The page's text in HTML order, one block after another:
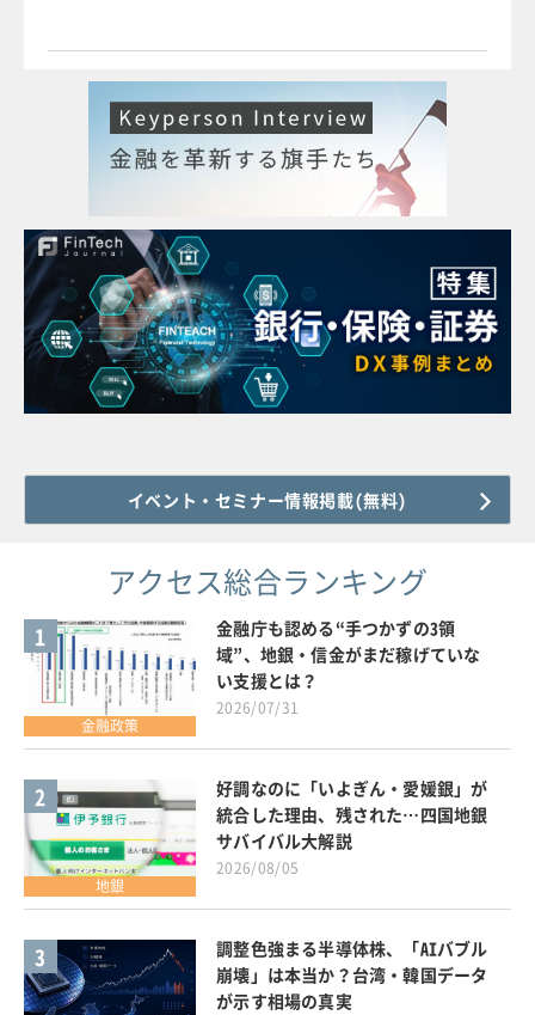
イベント・セミナー情報掲載(無料)
アクセス総合ランキング
1
金融政策
金融庁も認める“手つかずの3領
域”、地銀・信金がまだ稼げていな
い支援とは？
2026/07/31
2
地銀
好調なのに「いよぎん・愛媛銀」が
統合した理由、残された…四国地銀
サバイバル大解説
2026/08/05
3
調整色強まる半導体株、「AIバブル
崩壊」は本当か？台湾・韓国データ
が示す相場の真実